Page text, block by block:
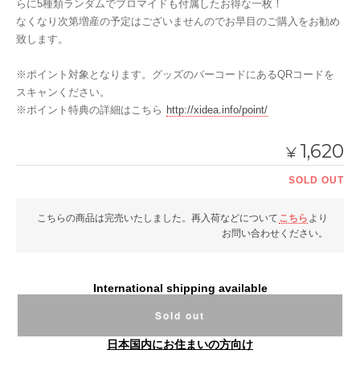
らに5種類ランダムでブロマイドも付属したお得な一枚！
なくなり次第増産の予定はございませんのでお早目のご購入をお勧め
致します。
※ポイント対象となります。グッズのバーコードにあるQRコードを
スキャンください。
※ポイント特典の詳細はこちら http://xidea.info/point/
¥ 1,620
SOLD OUT
こちらの商品は完売いたしました。再入荷などについて こちら より
お問い合わせください。
International shipping available
Sold out
日本国内にお住まいの方向け